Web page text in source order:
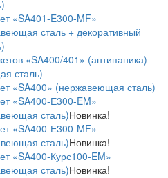
«SA401-E300-MF»
сталь + декоративный
«SA400/401» (антипаника)
сталь)
«SA400» (нержавеющая сталь)
«SA400-Е300-EM»
сталь)Новинка!
«SA400-Е300-MF»
сталь)Новинка!
«SA400-Курс100-EM»
сталь)Новинка!